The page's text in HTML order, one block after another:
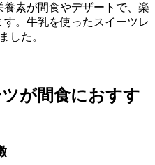
素が間食やデザートで、楽
。牛乳を使ったスイーツレ
した。
が間食におすす